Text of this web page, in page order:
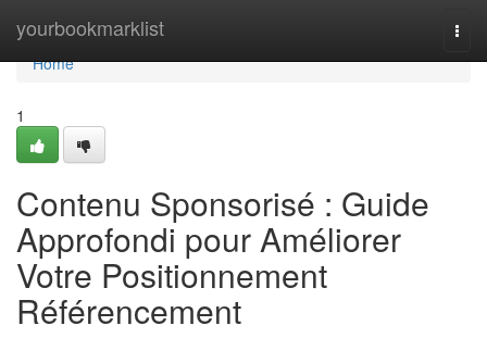
yourbookmarklist
Home
Home
1
Contenu Sponsorisé : Guide
Approfondi pour Améliorer
Votre Positionnement
Référencement